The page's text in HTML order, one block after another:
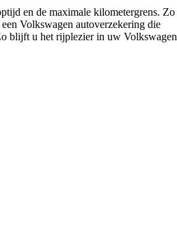
en de maximale kilometergrens. Zo
Volkswagen autoverzekering die
blijft u het rijplezier in uw Volkswagen